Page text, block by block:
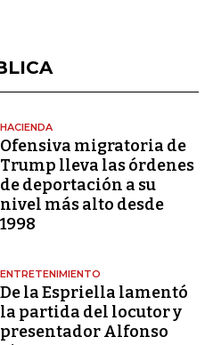
HACIENDA
Ofensiva migratoria de
Trump lleva las órdenes
de deportación a su
nivel más alto desde
1998
ENTRETENIMIENTO
De la Espriella lamentó
la partida del locutor y
presentador Alfonso